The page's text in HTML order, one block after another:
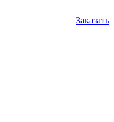
Заказать